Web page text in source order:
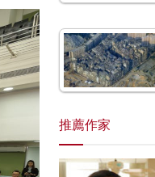
推薦作家